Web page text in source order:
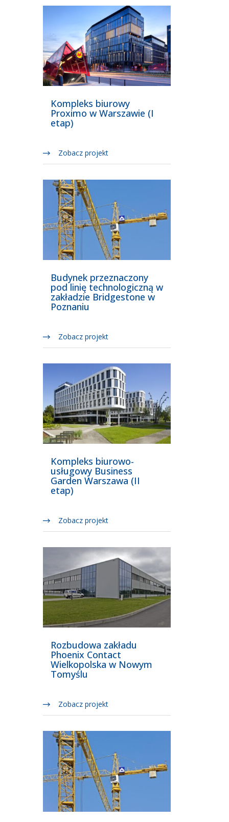
Kompleks biurowy
Proximo w Warszawie (I
etap)
Zobacz projekt
Budynek przeznaczony
pod linię technologiczną w
zakładzie Bridgestone w
Poznaniu
Zobacz projekt
Kompleks biurowo-
usługowy Business
Garden Warszawa (II
etap)
Zobacz projekt
Rozbudowa zakładu
Phoenix Contact
Wielkopolska w Nowym
Tomyślu
Zobacz projekt